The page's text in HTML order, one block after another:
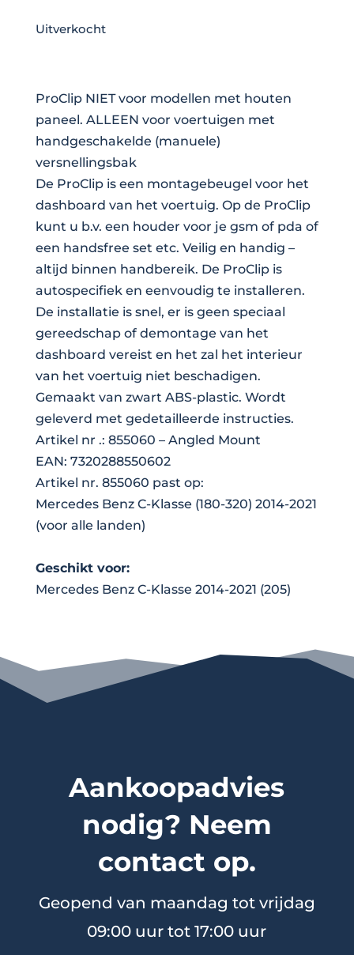
Uitverkocht
ProClip NIET voor modellen met houten
paneel. ALLEEN voor voertuigen met
handgeschakelde (manuele)
versnellingsbak
De ProClip is een montagebeugel voor het
dashboard van het voertuig. Op de ProClip
kunt u b.v. een houder voor je gsm of pda of
een handsfree set etc. Veilig en handig –
altijd binnen handbereik. De ProClip is
autospecifiek en eenvoudig te installeren.
De installatie is snel, er is geen speciaal
gereedschap of demontage van het
dashboard vereist en het zal het interieur
van het voertuig niet beschadigen.
Gemaakt van zwart ABS-plastic. Wordt
geleverd met gedetailleerde instructies.
Artikel nr .: 855060 – Angled Mount
EAN: 7320288550602
Artikel nr. 855060 past op:
Mercedes Benz C-Klasse (180-320) 2014-2021
(voor alle landen)
Geschikt voor:
Mercedes Benz C-Klasse 2014-2021 (205)
Aankoopadvies
nodig? Neem
contact op.
Geopend van maandag tot vrijdag
09:00 uur tot 17:00 uur